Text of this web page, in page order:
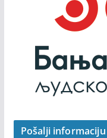
Pošalji informaciju